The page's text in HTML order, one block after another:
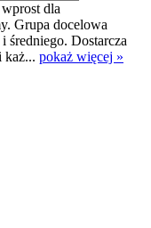
dla
Grupa docelowa
średniego. Dostarcza
każ... pokaż więcej »